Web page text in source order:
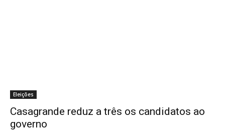
Eleições
Casagrande reduz a três os candidatos ao
governo